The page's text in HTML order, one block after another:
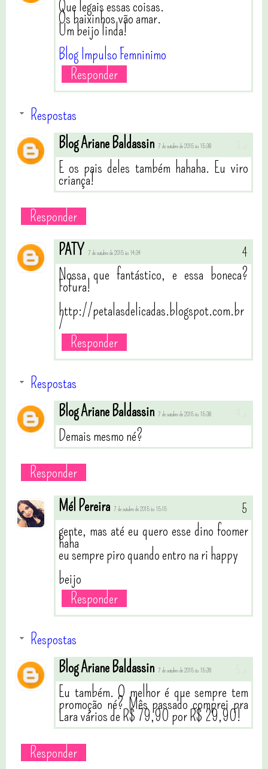
Que legais essas coisas.
Os baixinhos vão amar.
Um beijo linda!
Blog Impulso Femninimo
Responder
Respostas
Blog Ariane Baldassin 7 de outubro de 2015 às 15:38
E os pais deles também hahaha. Eu viro
criança!
Responder
PATY 7 de outubro de 2015 às 14:34
Nossa que fantástico, e essa boneca?
Fofura!
http://petalasdelicadas.blogspot.com.br
/
Responder
Respostas
Blog Ariane Baldassin 7 de outubro de 2015 às 15:38
Demais mesmo né?
Responder
Mél Pereira 7 de outubro de 2015 às 15:15
gente, mas até eu quero esse dino foomer
haha
eu sempre piro quando entro na ri happy
beijo
Responder
Respostas
Blog Ariane Baldassin 7 de outubro de 2015 às 15:39
Eu também. O melhor é que sempre tem
promoção né? Mês passado comprei pra
Lara vários de R$ 79,90 por R$ 29,90!
Responder